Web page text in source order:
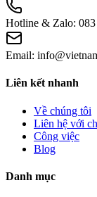
Hotline & Zalo:
Email:
Liên kết nhanh
Về chúng tôi
Liên hệ với
Công việc
Blog
Danh mục